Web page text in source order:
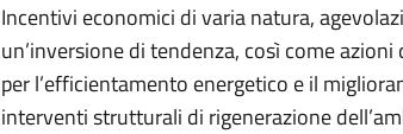
Incentivi economici di varia natura,
un’inversione di tendenza, così come
per l’efficientamento energetico e il
interventi strutturali di rigenerazione